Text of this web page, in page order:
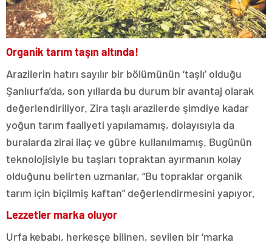
Organik tarım taşın altında!
Arazilerin hatırı sayılır bir bölümünün ‘taşlı’ olduğu
Şanlıurfa’da, son yıllarda bu durum bir avantaj olarak
değerlendiriliyor. Zira taşlı arazilerde şimdiye kadar
yoğun tarım faaliyeti yapılamamış, dolayısıyla da
buralarda zirai ilaç ve gübre kullanılmamış. Bugünün
teknolojisiyle bu taşları topraktan ayırmanın kolay
olduğunu belirten uzmanlar, “Bu topraklar organik
tarım için biçilmiş kaftan” değerlendirmesini yapıyor.
Lezzetler marka oluyor
Urfa kebabı, herkesçe bilinen, sevilen bir ‘marka